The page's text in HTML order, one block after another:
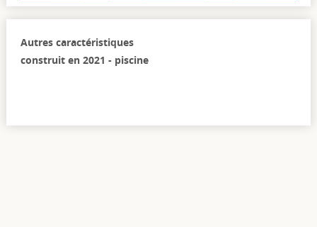
Autres caractéristiques
construit en 2021 - piscine